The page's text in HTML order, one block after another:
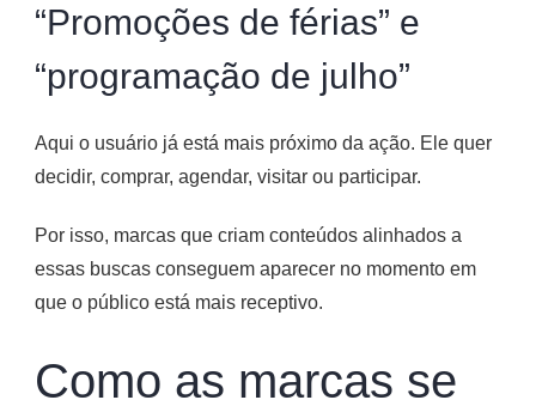
“Promoções de férias” e
“programação de julho”
Aqui o usuário já está mais próximo da ação. Ele quer
decidir, comprar, agendar, visitar ou participar.
Por isso, marcas que criam conteúdos alinhados a
essas buscas conseguem aparecer no momento em
que o público está mais receptivo.
Como as marcas se